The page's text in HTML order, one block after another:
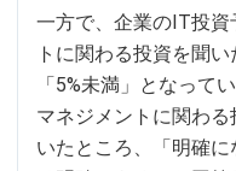
一方で、企業のIT投
トに関わる投資を聞
「5%未満」となって
マネジメントに関わ
いたところ、「明確